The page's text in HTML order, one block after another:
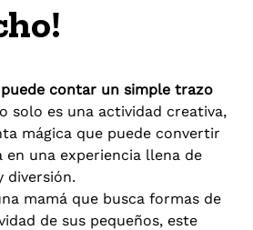
contar un simple trazo
solo es una actividad creativa,
mágica que puede convertir
una experiencia llena de
diversión.
mamá que busca formas de
de sus pequeños, este